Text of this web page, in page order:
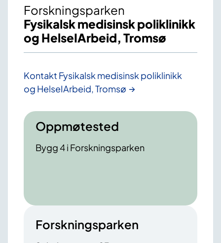
Forskningsparken
Fysikalsk medisinsk poliklinikk
og HelseIArbeid, Tromsø
Kontakt Fysikalsk medisinsk poliklinikk
og HelseIArbeid, Tromsø
Oppmøtested
Bygg 4 i Forskningsparken
Forskningsparken